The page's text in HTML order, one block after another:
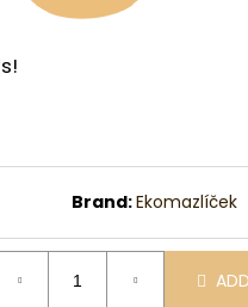
Brand:Ekomazlíček